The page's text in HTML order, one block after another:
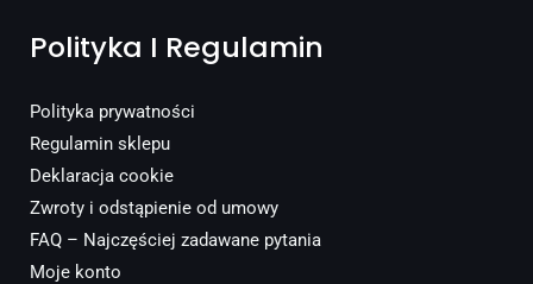
Polityka I Regulamin
Polityka prywatności
Regulamin sklepu
Deklaracja cookie
Zwroty i odstąpienie od umowy
FAQ – Najczęściej zadawane pytania
Moje konto